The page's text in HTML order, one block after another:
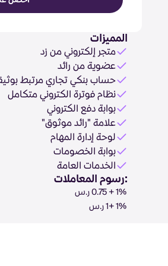
المميزات
متجر إلكتروني من زد
عضوية من رائد
حساب بنكي تجاري مرتبط
نظام فوترة الكتروني متكامل
بوابة دفع الكتروني
علامة "رائد موثوق"
لوحة إدارة المهام
بوابة الخصومات
الخدمات العامة
:رسوم المعاملات
1% + 0.75 ر.س
1% +1 ر.س